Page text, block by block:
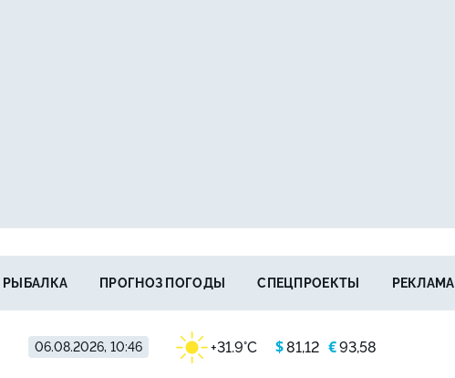
06.08.2026, 10:46 +31.9°C $81,12 €93,58
РЫБАЛКА ПРОГНОЗ ПОГОДЫ СПЕЦПРОЕКТЫ